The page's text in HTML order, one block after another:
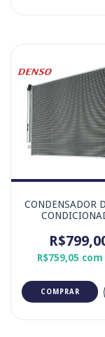
CONDENSADOR
ONIX, PRISMA E
MARCA
R$759,05 com